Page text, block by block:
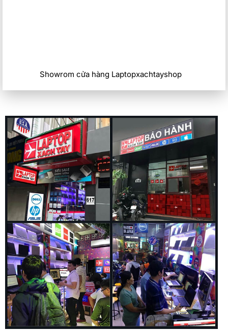
5560 là một dòng máy trạm chuyên dụng dành cho những
người thiết kế chuyên nghiệp. Không những vậy,đi kèm với
máy là một Hub chuyển từ Type-C sang HDMI và USB vô
Khả năng tản nhiệt tối ưu
Với cấu hình mạnh như vậy Dell cũng trang bị cho Precision
5560 công nghệ tản nhiệt buồng hơi (Vapor Champer) và
các lỗ thoát khí ở phần đày của máy cũng như phía trên giúp
thông thoáng và tản nhiệt tốt hơn trong quá trình làm việc
lâu dài.
Thời lượng pin lên tới 8h
Với viên pin 6-cell 86Whr được trang bị tương tự như trên
phiên bản 5550, Dell Precision 5560 có thể cho thời lượng
sử dụng lên tới 8h với các tác vụ thông thường. Chiếc máy
tính xách tay này cũng được trang bị công nghệ sạc nhanh
giúp sạc từ 0 lên 35% trong 25 phút và tới 80% trong vòng 1
giờ nên bạn cũng không cần quá lo lắng.
Showrom cửa hàng Laptopxachtayshop